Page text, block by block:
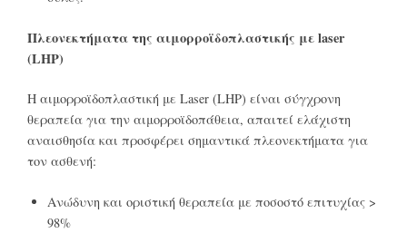
Πλεονεκτήματα της αιμορροϊδοπλαστικής με laser
(LHP)
Η αιμορροϊδοπλαστική με Laser (LHP) είναι σύγχρονη
θεραπεία για την αιμορροϊδοπάθεια, απαιτεί ελάχιστη
αναισθησία και προσφέρει σημαντικά πλεονεκτήματα για
τον ασθενή:
Ανώδυνη και οριστική θεραπεία με ποσοστό επιτυχίας >
98%